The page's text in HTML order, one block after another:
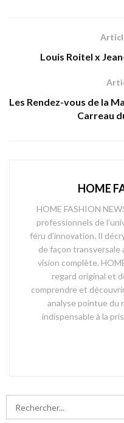
Louis Roitel x
Les Rendez-vous de la
Carreau
HOME
HOME FASHION
professionnels de
féru d’innovation. Il
de façon transversale
vision complète.
regard original et
comprendre et
analyse pointue du
indispensable à la